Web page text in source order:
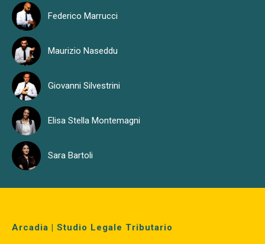
Federico Marrucci
Maurizio Naseddu
Giovanni Silvestrini
Elisa Stella Montemagni
Sara Bartoli
Arcadia | Studio Legale Tributario